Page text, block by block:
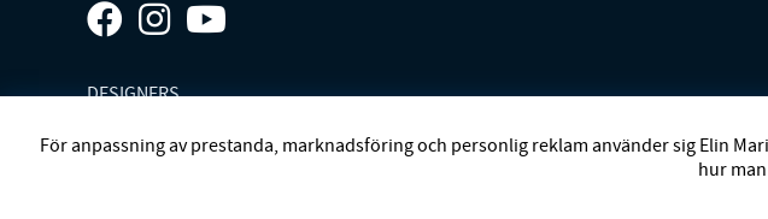
DESIGNERS
ELIN ET ACC ELIN MARIA STUDIO FIVEUNITS GANT GAUHAR HELSINKI GOSSIA
För anpassning av prestanda, marknadsföring och personlig reklam använder sig Elin
hur